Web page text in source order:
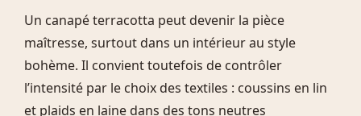
Un canapé terracotta peut devenir la pièce
maîtresse, surtout dans un intérieur au style
bohème. Il convient toutefois de contrôler
l’intensité par le choix des textiles : coussins en lin
et plaids en laine dans des tons neutres